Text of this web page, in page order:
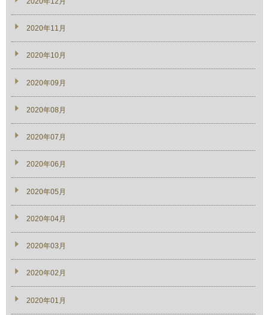
2020年11月
2020年10月
2020年09月
2020年08月
2020年07月
2020年06月
2020年05月
2020年04月
2020年03月
2020年02月
2020年01月